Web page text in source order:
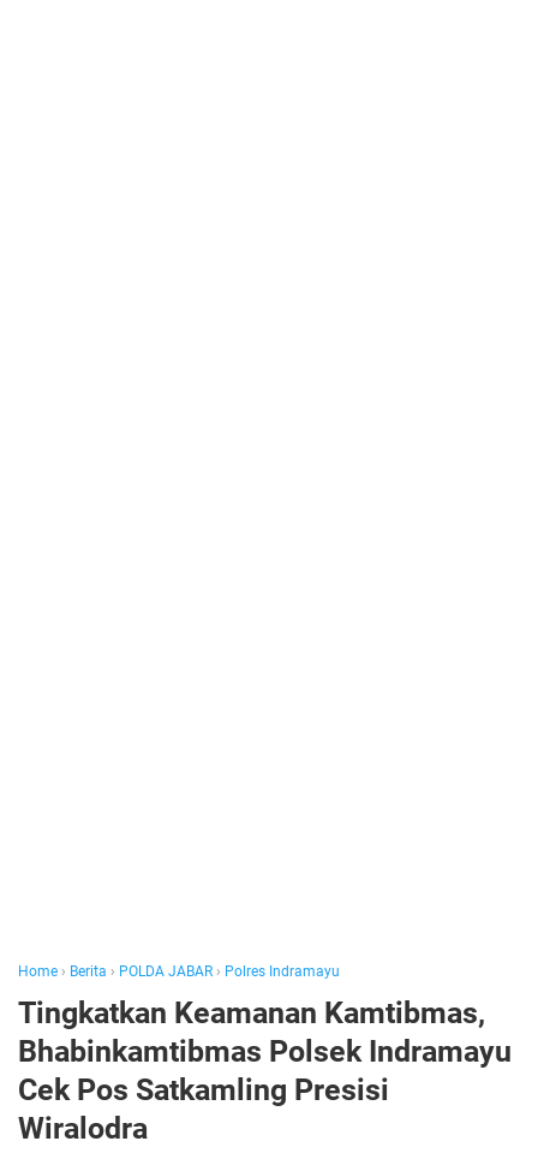
Home › Berita › POLDA JABAR › Polres Indramayu
Tingkatkan Keamanan Kamtibmas,
Bhabinkamtibmas Polsek Indramayu
Cek Pos Satkamling Presisi
Wiralodra